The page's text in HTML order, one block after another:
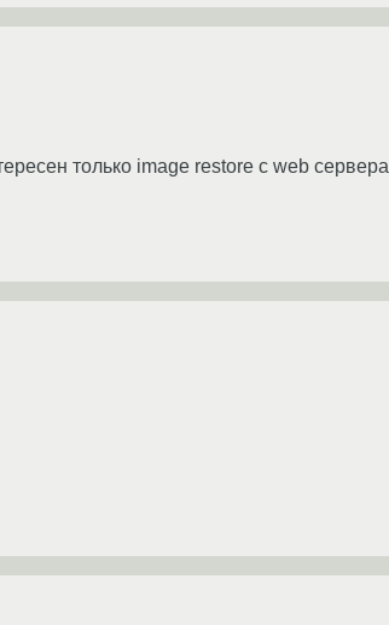
только image restore с web сервера